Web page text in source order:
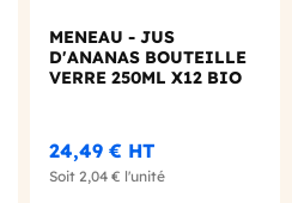
MENEAU - JUS
D'ANANAS BOUTEILLE
VERRE 250ML X12 BIO
24,49 € HT
Soit 2,04 € l'unité